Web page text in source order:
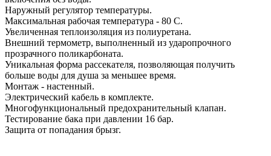
Наружный регулятор температуры.
Максимальная рабочая температура - 80 С.
Увеличенная теплоизоляция из полиуретана.
Внешний термометр, выполненный из ударопрочного
прозрачного поликарбоната.
Уникальная форма рассекателя, позволяющая получить
больше воды для душа за меньшее время.
Монтаж - настенный.
Электрический кабель в комплекте.
Многофункциональный предохранительный клапан.
Тестирование бака при давлении 16 бар.
Защита от попадания брызг.